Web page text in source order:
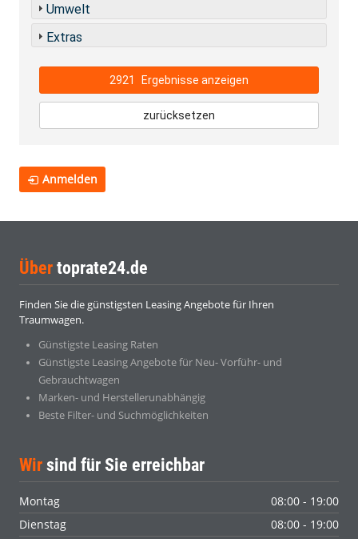
Umwelt
Extras
2921 Ergebnisse anzeigen
zurücksetzen
Anmelden
Über toprate24.de
Finden Sie die günstigsten Leasing Angebote für Ihren
Traumwagen.
Günstigste Leasing Raten
Günstigste Leasing Angebote für Neu- Vorführ- und
Gebrauchtwagen
Marken- und Herstellerunabhängig
Beste Filter- und Suchmöglichkeiten
Wir sind für Sie erreichbar
Montag
08:00 - 19:00
Dienstag
08:00 - 19:00